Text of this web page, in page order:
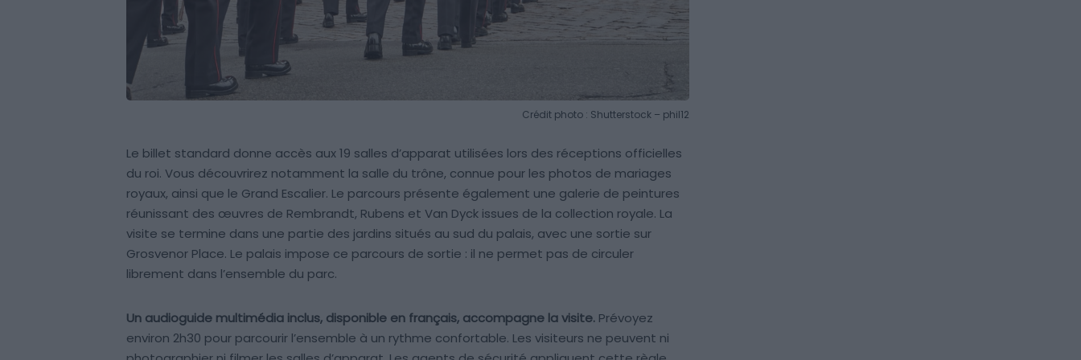
Crédit photo : Shutterstock – phil12
Le billet standard donne accès aux 19 salles d’apparat utilisées lors des réceptions officielles
du roi. Vous découvrirez notamment la salle du trône, connue pour les photos de mariages
royaux, ainsi que le Grand Escalier. Le parcours présente également une galerie de peintures
réunissant des œuvres de Rembrandt, Rubens et Van Dyck issues de la collection royale. La
visite se termine dans une partie des jardins situés au sud du palais, avec une sortie sur
Grosvenor Place. Le palais impose ce parcours de sortie : il ne permet pas de circuler
librement dans l’ensemble du parc.
Un audioguide multimédia inclus, disponible en français, accompagne la visite. Prévoyez
environ 2h30 pour parcourir l’ensemble à un rythme confortable. Les visiteurs ne peuvent ni